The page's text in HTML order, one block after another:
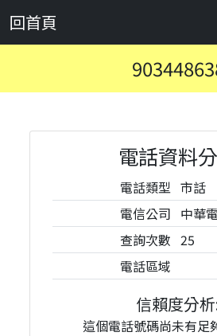
回首頁
電話資料
電話類型 市話
電信公司 中華
查詢次數 25
電話區域
信賴度分
這個電話號碼尚未有足